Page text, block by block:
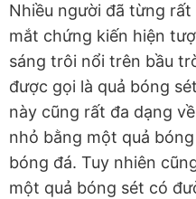
Nhiều người đã từng
mắt chứng kiến hiện
sáng trôi nổi trên bầu
được gọi là quả bóng
này cũng rất đa dạng
nhỏ bằng một quả
bóng đá. Tuy nhiên
một quả bóng sét có